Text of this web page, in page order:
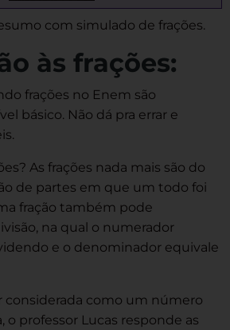
com simulado de frações.
às frações:
frações no Enem são
básico. Não dá pra errar e
As frações nada mais são do
de partes em que um todo foi
fração também pode
na qual o numerador
e o denominador equivale
considerada como um número
o professor Lucas responde as